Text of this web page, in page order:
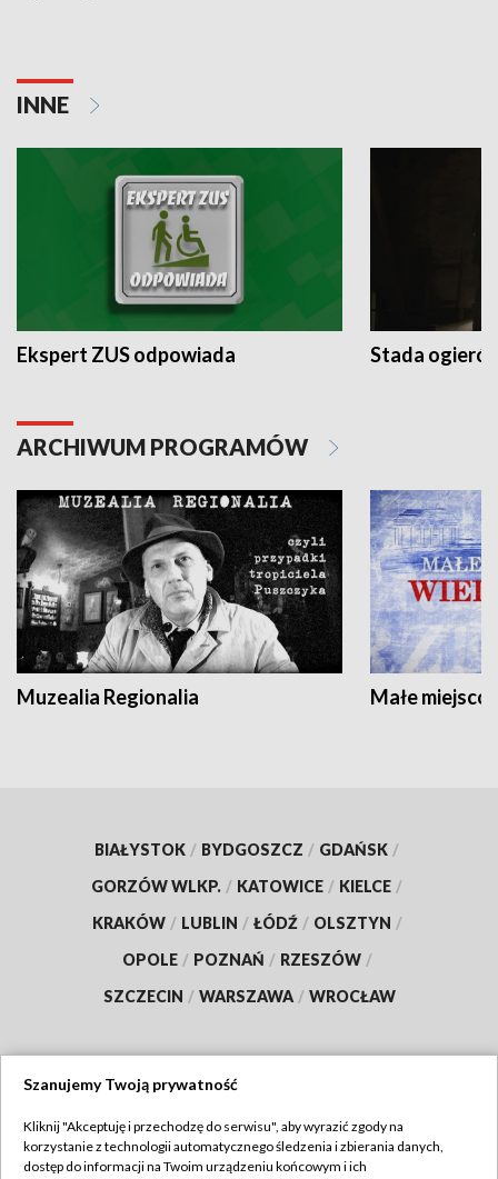
INNE
Ekspert ZUS odpowiada Stada
ARCHIWUM PROGRAMÓW
Muzealia Regionalia Małe
BIAŁYSTOK / BYDGOSZCZ / GDAŃSK /
GORZÓW WLKP. / KATOWICE / KIELCE /
KRAKÓW / LUBLIN / ŁÓDŹ / OLSZTYN /
OPOLE / POZNAŃ / RZESZÓW /
SZCZECIN / WARSZAWA / WROCŁAW
TVP
Szanujemy Twoją prywatność
Kliknij "Akceptuję i przechodzę do serwisu", aby wyrazić zgody na
korzystanie z technologii automatycznego śledzenia i zbierania danych,
dostęp do informacji na Twoim urządzeniu końcowym i ich